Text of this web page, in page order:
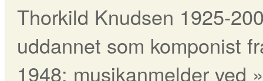
Thorkild Knudsen 1925-
uddannet som komponist
1948; musikanmelder ved